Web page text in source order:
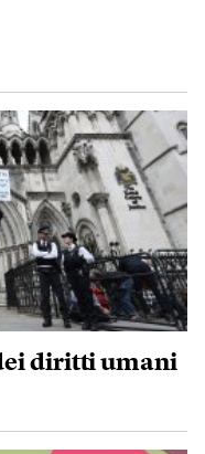
diritti umani